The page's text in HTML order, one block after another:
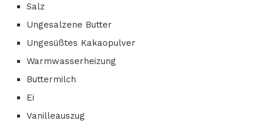
Salz
Ungesalzene Butter
Ungesüßtes Kakaopulver
Warmwasserheizung
Buttermilch
Ei
Vanilleauszug